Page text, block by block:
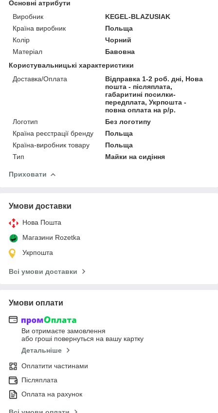
Основні атрибути
Виробник
KEGEL-BLAZUSIAK
Країна виробник
Польща
Колір
Чорний
Матеріал
Бавовна
Користувальницькі характеристики
Доставка/Оплата
Відправка 1-2 роб. дні, Нова
пошта - післяплата,
габаритині посилки-
передплата, Укрпошта -
повна оплата на р/р.
Логотип
Без логотипу
Країна реєстрації бренду
Польща
Країна-виробник товару
Польща
Тип
Майки на сидіння
Приховати
Умови доставки
Нова Пошта
Магазини Rozetka
Укрпошта
Всі умови доставки
Умови оплати
Ви отримаєте замовлення
або гроші повернуться на вашу картку
Детальніше
Оплатити частинами
Післяплата
Оплата на рахунок